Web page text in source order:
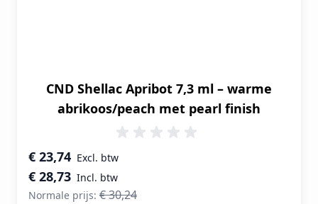
CND Shellac Apribot 7,3 ml – warme
abrikoos/peach met pearl finish
Speciale prijs
€ 28,73
€ 23,74
Normale prijs: € 30,24